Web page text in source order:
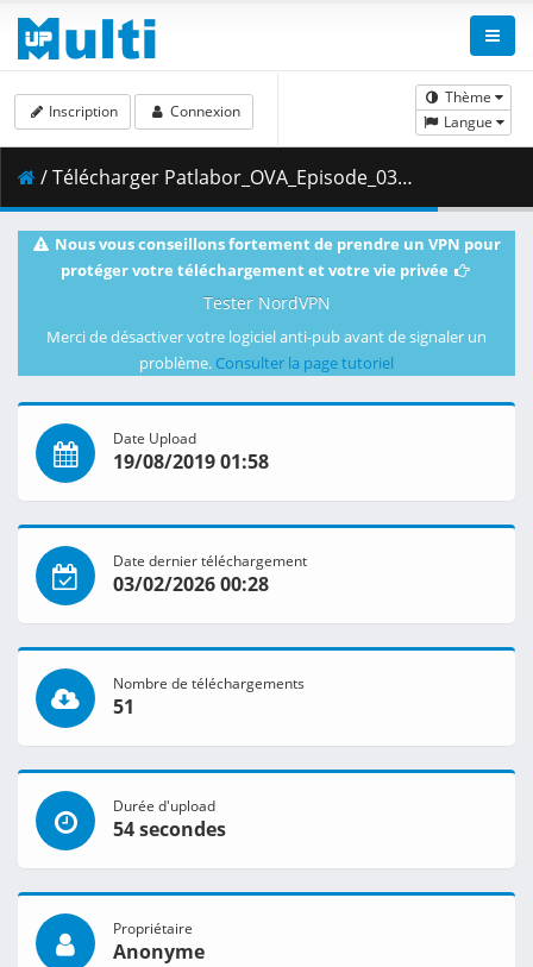
Thème
Langue
Inscription Connexion
/ Télécharger Patlabor_OVA_Episode_03__Player_Edition___x264_AC3_.mp4.003 ( 472.51 MB )
Nous vous conseillons fortement de prendre un VPN pour
protéger votre téléchargement et votre vie privée
Tester NordVPN
Merci de désactiver votre logiciel anti-pub avant de signaler un
problème. Consulter la page tutoriel
Date Upload
19/08/2019 01:58
Date dernier téléchargement
03/02/2026 00:28
Nombre de téléchargements
51
Durée d'upload
54 secondes
Propriétaire
Anonyme